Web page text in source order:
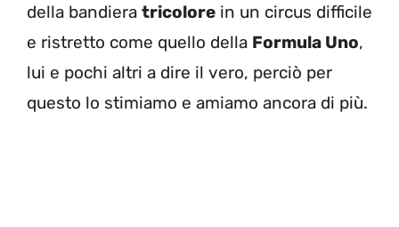
della bandiera tricolore in un circus difficile
e ristretto come quello della Formula Uno,
lui e pochi altri a dire il vero, perciò per
questo lo stimiamo e amiamo ancora di più.